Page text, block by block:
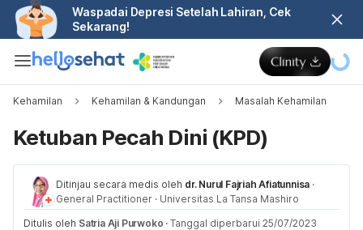
Waspadai Depresi Setelah Lahiran, Cek
Sekarang!
Kehamilan Kehamilan & Kandungan Masalah Kehamilan
Ketuban Pecah Dini (KPD)
Ditinjau secara medis oleh dr. Nurul Fajriah Afiatunnisa ·
General Practitioner · Universitas La Tansa Mashiro
Ditulis oleh Satria Aji Purwoko · Tanggal diperbarui 25/07/2023